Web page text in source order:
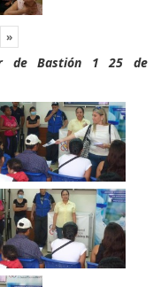
»
de Bastión 1 25 de